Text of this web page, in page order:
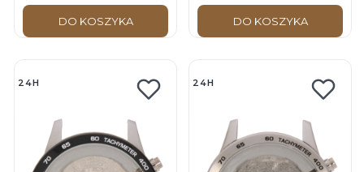
DO KOSZYKA DO KOSZYKA
24H 24H